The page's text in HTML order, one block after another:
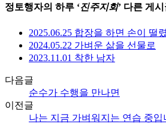
정토행자의 하루 ‘진주지회’ 다른 게
2025.06.25 합장을 하면 손이 떨
2024.05.22 가벼운 삶을 선물로
2023.11.01 착한 남자
다음글
순수가 수행을 만나면
이전글
나는 지금 가벼워지는 연습 중입